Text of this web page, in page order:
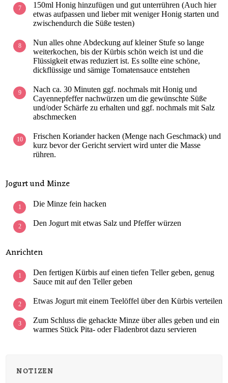
150ml Honig hinzufügen und gut unterrühren (Auch hier
etwas aufpassen und lieber mit weniger Honig starten und
zwischendurch die Süße testen)
Nun alles ohne Abdeckung auf kleiner Stufe so lange
weiterkochen, bis der Kürbis schön weich ist und die
Flüssigkeit etwas reduziert ist. Es sollte eine schöne,
dickflüssige und sämige Tomatensauce entstehen
Nach ca. 30 Minuten ggf. nochmals mit Honig und
Cayennepfeffer nachwürzen um die gewünschte Süße
und/oder Schärfe zu erhalten und ggf. nochmals mit Salz
abschmecken
Frischen Koriander hacken (Menge nach Geschmack) und
kurz bevor der Gericht serviert wird unter die Masse
rühren.
Jogurt und Minze
Die Minze fein hacken
Den Jogurt mit etwas Salz und Pfeffer würzen
Anrichten
Den fertigen Kürbis auf einen tiefen Teller geben, genug
Sauce mit auf den Teller geben
Etwas Jogurt mit einem Teelöffel über den Kürbis verteilen
Zum Schluss die gehackte Minze über alles geben und ein
warmes Stück Pita- oder Fladenbrot dazu servieren
NOTIZEN